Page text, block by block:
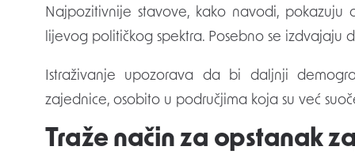
Najpozitivnije stavove, kako navodi,
lijevog političkog spektra. Posebno se izdvajaju
Istraživanje upozorava da bi daljnji
zajednice, osobito u područjima koja su već
Traže način za opstanak